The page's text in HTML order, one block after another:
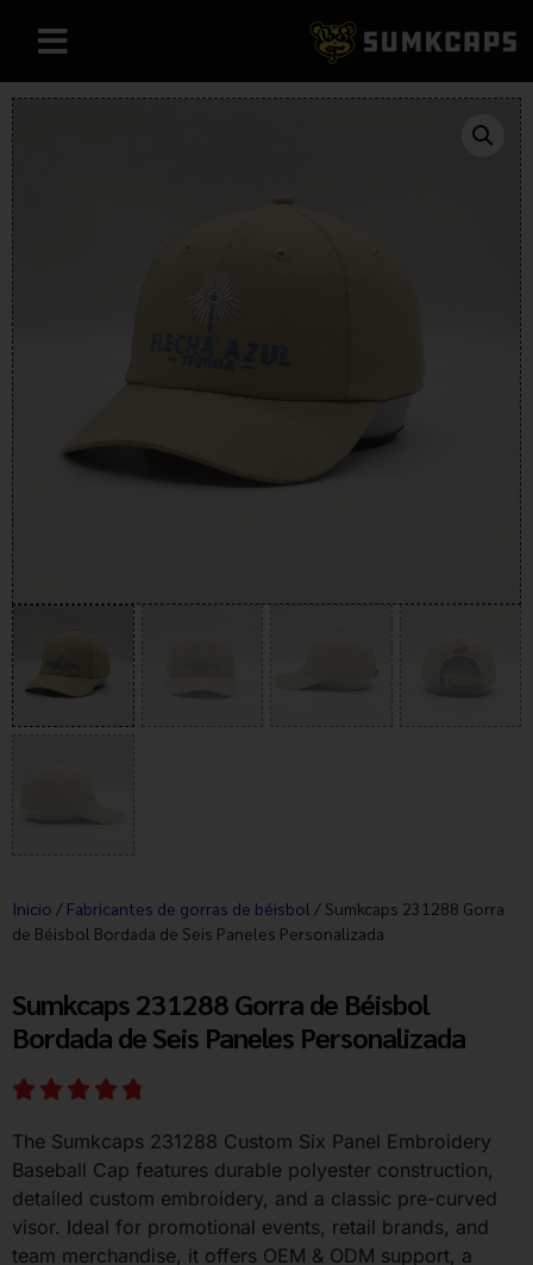
Inicio / Fabricantes de gorras de béisbol / Sumkcaps 231288 Gorra
de Béisbol Bordada de Seis Paneles Personalizada
Sumkcaps 231288 Gorra de Béisbol
Bordada de Seis Paneles Personalizada
The Sumkcaps 231288 Custom Six Panel Embroidery
Baseball Cap features durable polyester construction,
detailed custom embroidery, and a classic pre-curved
visor. Ideal for promotional events, retail brands, and
team merchandise, it offers OEM & ODM support, a